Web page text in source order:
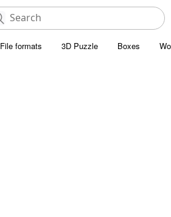
File formats 3D Puzzle Boxes